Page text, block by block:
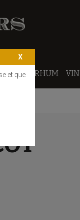
PORTO RHUM VIN
et que